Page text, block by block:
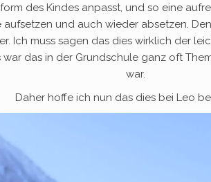
des Kindes anpasst, und so eine
und auch wieder absetzen.
Ich muss sagen das dies wirklich der
das in der Grundschule ganz oft
war.
Daher hoffe ich nun das dies bei Leo